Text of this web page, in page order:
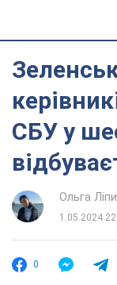
СБУ у
Ольга
1.05.2024
0